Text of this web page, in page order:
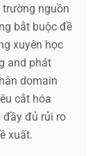
trường nguồn
bắt buộc đề
xuyên học
and phát
domain
cắt hóa
đủ rủi ro
xuất.